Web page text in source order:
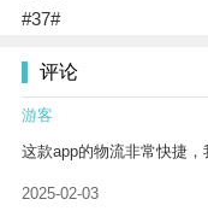
#37#
评论
游客
这款app的物流非常快捷，
2025-02-03